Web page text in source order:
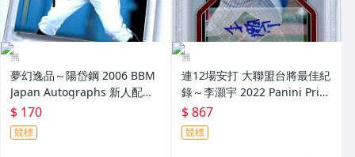
無
夢幻逸品～陽岱鋼 2006 BBM
Japan Autographs 新人配布
簽名卡 加蓋BBM鋼印 RC～
$ 170
競標
無
連12場安打 大聯盟台將最佳紀
錄～李灝宇 2022 Panini Priz
m Draft Picks 亮面新人簽名鑑
定卡 RC PSA 9～
$ 867
競標